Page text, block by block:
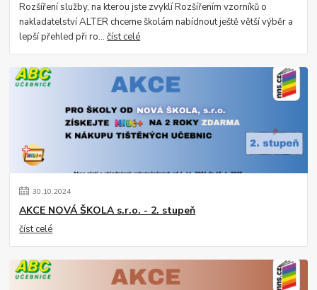
Rozšíření služby, na kterou jste zvyklí Rozšířením vzorníků o
nakladatelství ALTER chceme školám nabídnout ještě větší výběr a
lepší přehled při ro...číst celé
30.10.2024
AKCE NOVÁ ŠKOLA s.r.o. - 2. stupeň
číst celé